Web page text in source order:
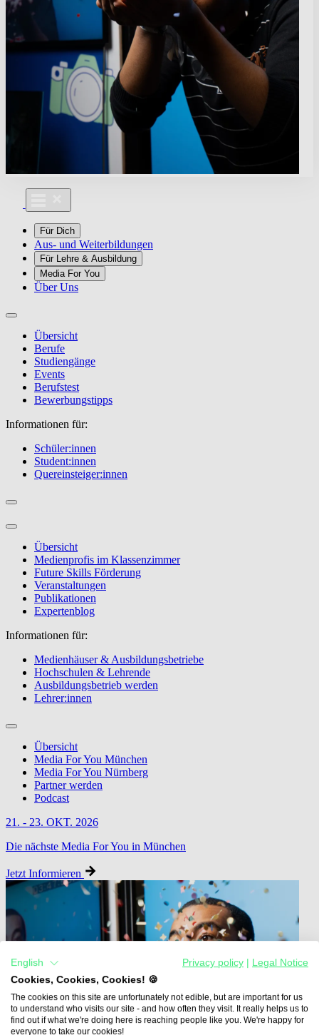
Für Dich
Aus- und Weiterbildungen
Für Lehre & Ausbildung
Media For You
Über Uns
Übersicht
Berufe
Studiengänge
Events
Berufstest
Bewerbungstipps
Informationen für:
Schüler:innen
Student:innen
Quereinsteiger:innen
Übersicht
Medienprofis im Klassenzimmer
Future Skills Förderung
Veranstaltungen
Publikationen
Expertenblog
Informationen für:
Medienhäuser & Ausbildungsbetriebe
Hochschulen & Lehrende
Ausbildungsbetrieb werden
Lehrer:innen
Übersicht
Media For You München
Media For You Nürnberg
Partner werden
Podcast
21. - 23. OKT. 2026
Die nächste Media For You in München
Jetzt Informieren
English Privacy policy
Legal Notice
Cookies, Cookies, Cookies! 🍪
The cookies on this site are unfortunately not edible, but are important for us
to understand who visits our site - and how often they visit. It really helps us to
find out if what we're doing here is reaching people like you. We're happy for
everyone to take our cookies!